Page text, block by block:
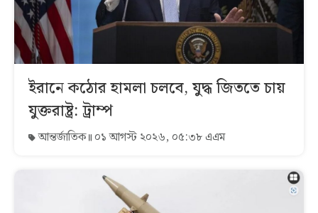
ইরানে কঠোর হামলা চলবে, যুদ্ধ জিততে চায়
যুক্তরাষ্ট্র: ট্রাম্প
আন্তর্জাতিক ০১ আগস্ট ২০২৬, ০৫:৩৮ এএম